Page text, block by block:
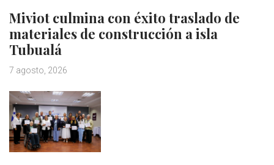
Miviot culmina con éxito traslado de
materiales de construcción a isla
Tubualá
7 agosto, 2026